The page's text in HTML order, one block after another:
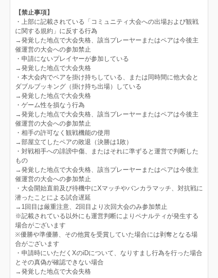
【禁止事項】
・上部に記載されている「コミュニティ大会への出場および観戦
に関する規約」に反する行為
→発覚した地点で大会失格、該当プレーヤーまたはペアは今後主
催運営の大会への参加禁止
・申請にないプレイヤーが参加している
→発覚した地点で大会失格
・本大会内でペアを掛け持ちしている、または同時間に他大会と
ダブルブッキング（掛け持ち出場）している
→発覚した地点で大会失格
・ゲーム性を損なう行為
→発覚した地点で大会失格、該当プレーヤーまたはペアは今後主
催運営の大会への参加禁止
・相手の許可なく観戦機能の使用
→部屋立てしたペアの敗退（決勝は1敗）
・対戦相手への誹謗中傷、またはそれに準ずると運営で判断した
もの
→発覚した地点で大会失格、該当プレーヤーまたはペアは今後主
催運営の大会への参加禁止
・大会開始直前及び待機中にXマッチやバンカラマッチ、対抗戦に
潜ったことによる試合遅延
→1回目は厳重注意、2回目より次回大会のみ参加禁止
※記載されている以外にも運営判断によりペナルティが発生する
場合がございます
※優勝や準優勝、その他賞を受賞していた場合には剥奪となる場
合がございます
・申請時にいただくXのiDについて、なりすまし行為を行った場合
とその真偽が確認できない場合
→発覚した地点で大会失格